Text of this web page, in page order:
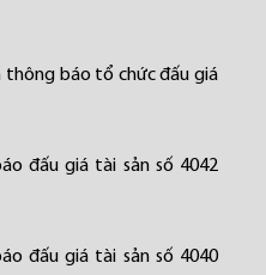
thông báo tổ chức đấu giá
đấu giá tài sản số 4042
đấu giá tài sản số 4040